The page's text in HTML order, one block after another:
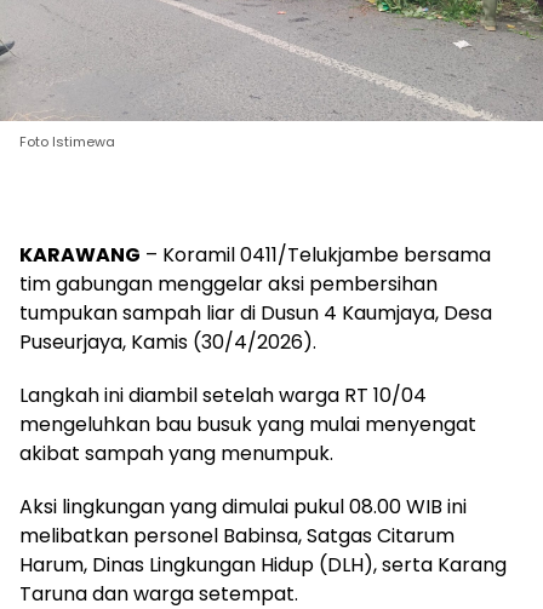
Foto Istimewa
KARAWANG – Koramil 0411/Telukjambe bersama
tim gabungan menggelar aksi pembersihan
tumpukan sampah liar di Dusun 4 Kaumjaya, Desa
Puseurjaya, Kamis (30/4/2026).
Langkah ini diambil setelah warga RT 10/04
mengeluhkan bau busuk yang mulai menyengat
akibat sampah yang menumpuk.
Aksi lingkungan yang dimulai pukul 08.00 WIB ini
melibatkan personel Babinsa, Satgas Citarum
Harum, Dinas Lingkungan Hidup (DLH), serta Karang
Taruna dan warga setempat.